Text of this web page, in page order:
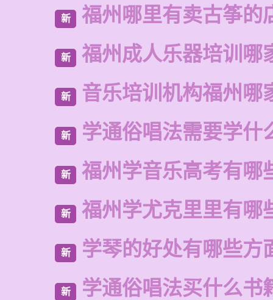
新 福州哪里有卖古筝的
新 福州成人乐器培训哪
新 音乐培训机构福州哪
新 学通俗唱法需要学什
新 福州学音乐高考有哪
新 福州学尤克里里有哪
新 学琴的好处有哪些方
新 学通俗唱法买什么书